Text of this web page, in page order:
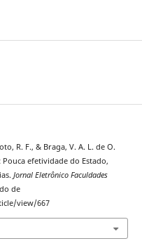
R. F., & Braga, V. A. L. de O.
Pouca efetividade do Estado,
Jornal Eletrônico Faculdades
de
view/667